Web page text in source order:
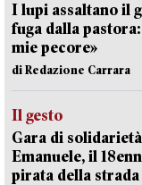
I lupi assaltano il
fuga dalla
mie pecore»
di Redazione Carrara
Il gesto
Gara di
Emanuele, il
pirata della strada